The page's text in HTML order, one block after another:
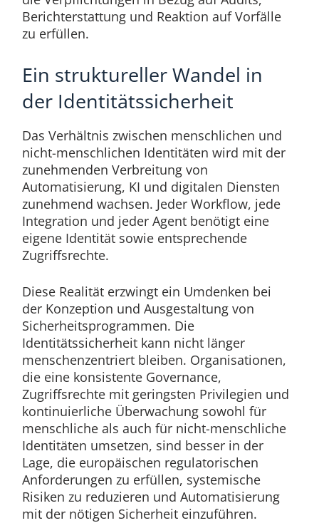
Berichterstattung und Reaktion auf Vorfälle
zu erfüllen.
Ein struktureller Wandel in
der Identitätssicherheit
Das Verhältnis zwischen menschlichen und
nicht-menschlichen Identitäten wird mit der
zunehmenden Verbreitung von
Automatisierung, KI und digitalen Diensten
zunehmend wachsen. Jeder Workflow, jede
Integration und jeder Agent benötigt eine
eigene Identität sowie entsprechende
Zugriffsrechte.
Diese Realität erzwingt ein Umdenken bei
der Konzeption und Ausgestaltung von
Sicherheitsprogrammen. Die
Identitätssicherheit kann nicht länger
menschenzentriert bleiben. Organisationen,
die eine konsistente Governance,
Zugriffsrechte mit geringsten Privilegien und
kontinuierliche Überwachung sowohl für
menschliche als auch für nicht-menschliche
Identitäten umsetzen, sind besser in der
Lage, die europäischen regulatorischen
Anforderungen zu erfüllen, systemische
Risiken zu reduzieren und Automatisierung
mit der nötigen Sicherheit einzuführen.